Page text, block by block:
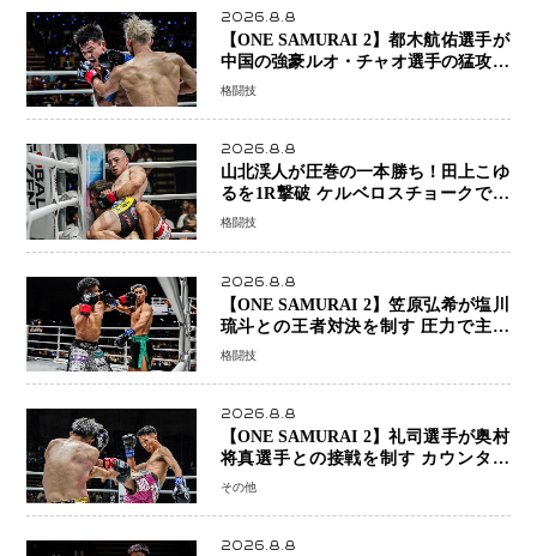
2026.8.8
【ONE SAMURAI 2】都木航佑選手が
中国の強豪ルオ・チャオ選手の猛攻を
受けながらも的確な攻撃で応戦 最後
格闘技
2026.8.8
山北渓人が圧巻の一本勝ち！田上こゆ
るを1R撃破 ケルベロスチョークで存
在感を示す
格闘技
2026.8.8
【ONE SAMURAI 2】笠原弘希が塩川
琉斗との王者対決を制す 圧力で主導
権を握り判定勝利
格闘技
2026.8.8
【ONE SAMURAI 2】礼司選手が奥村
将真選手との接戦を制す カウンター
と正確な打撃で判定勝利
その他
2026.8.8